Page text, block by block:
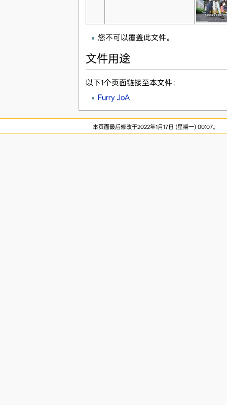
您不可以覆盖此文件。
文件用途
以下1个页面链接至本文件：
Furry JoA
本页面最后修改于2022年1月17日 (星期一) 00:07。